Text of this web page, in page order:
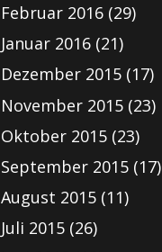
Februar 2016(29)
Januar 2016(21)
Dezember 2015(17)
November 2015(23)
Oktober 2015(23)
September 2015(17)
August 2015(11)
Juli 2015(26)